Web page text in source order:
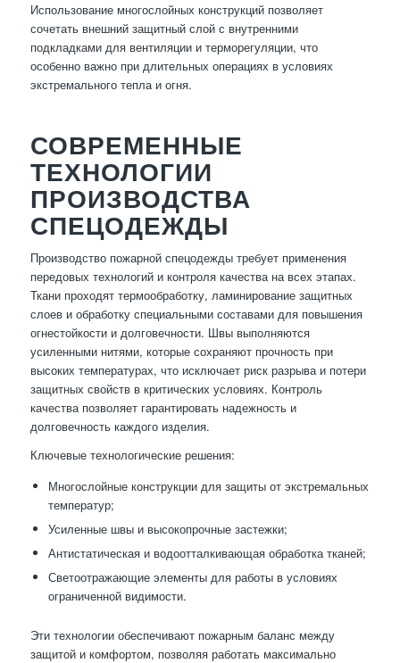
Использование многослойных конструкций позволяет
сочетать внешний защитный слой с внутренними
подкладками для вентиляции и терморегуляции, что
особенно важно при длительных операциях в условиях
экстремального тепла и огня.
СОВРЕМЕННЫЕ
ТЕХНОЛОГИИ
ПРОИЗВОДСТВА
СПЕЦОДЕЖДЫ
Производство пожарной спецодежды требует применения
передовых технологий и контроля качества на всех этапах.
Ткани проходят термообработку, ламинирование защитных
слоев и обработку специальными составами для повышения
огнестойкости и долговечности. Швы выполняются
усиленными нитями, которые сохраняют прочность при
высоких температурах, что исключает риск разрыва и потери
защитных свойств в критических условиях. Контроль
качества позволяет гарантировать надежность и
долговечность каждого изделия.
Ключевые технологические решения:
Многослойные конструкции для защиты от экстремальных
температур;
Усиленные швы и высокопрочные застежки;
Антистатическая и водоотталкивающая обработка тканей;
Светоотражающие элементы для работы в условиях
ограниченной видимости.
Эти технологии обеспечивают пожарным баланс между
защитой и комфортом, позволяя работать максимально